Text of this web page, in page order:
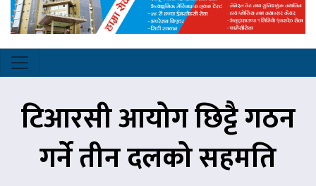
टिआरसी आयोग छिट्टै गठन
गर्ने तीन दलको सहमति